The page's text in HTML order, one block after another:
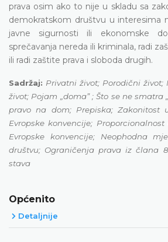
prava osim ako to nije u skladu sa
demokratskom društvu u interesima
javne sigurnosti ili ekonomske
sprečavanja nereda ili kriminala, radi
ili radi zaštite prava i sloboda drugih.
Sadržaj: Privatni život; Porodični
život; Pojam „domaˮ ; Što se ne smatra
pravo na dom; Prepiska; Zakonitost
Evropske konvencije;
Evropske konvencije; Neophodna
društvu; Ograničenja prava iz člana
stava
Općenito
Detaljnije